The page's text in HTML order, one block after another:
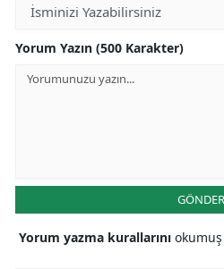
Yorum Yazın (500 Karakter)
GÖNDER
Yorum yazma kurallarını okumuş